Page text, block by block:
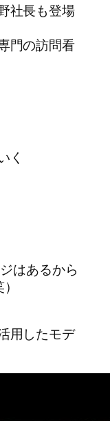
社長も登場
門の訪問看
く
はあるから
用したモデ